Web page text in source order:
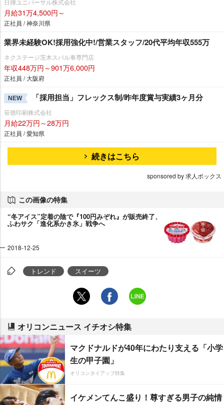
日揮ユニバーサル株式会社
月給31万4,500円～
正社員 / 神奈川県
業界未経験OK!採用強化中!/営業スタッフ/20代平均年収555万
ネクステージ茨木スバル車専門店
年収448万円～901万6,000円
正社員 / 大阪府
NEW 「採用担当」フレックス制/昨年度賞与実績3ヶ月分
笹徳印刷株式会社
月給22万円～28万円
正社員 / 愛知県
続きはこちら
sponsored by 求人ボックス
この画像の特集
“冬アイス”定着の陰で『100円みぞれ』が販売終了、
ふわサク「進化系かき氷」戦争へ
2018-12-25
トレンド スイーツ
オリコンニュース イチオシ特集
マクドナルドが40年にわたり支える「小学
生の甲子園」
オリコンタイアップ特集
イケメンてんこ盛り！尊すぎる男子の純情